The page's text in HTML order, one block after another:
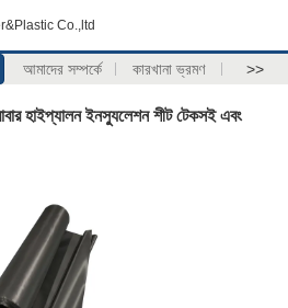
Co.,ltd
আমাদের সম্পর্কে কারখানা ভ্রমণ >>
হাইপ্যালন ইনস্যুলেশন শীট টেকসই এবং